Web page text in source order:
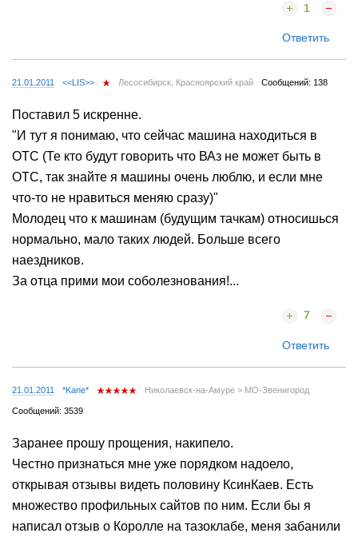
1
Ответить
21.01.2011 <<LIS>> Лесосибирск, Красноярский край Сообщений: 138
Поставил 5 искренне.
"И тут я понимаю, что сейчас машина находиться в
ОТС (Те кто будут говорить что ВАз не может быть в
ОТС, так знайте я машины очень люблю, и если мне
что-то не нравиться меняю сразу)"
Молодец что к машинам (будущим тачкам) относишься
нормально, мало таких людей. Больше всего
наездников.
За отца прими мои соболезнования!...
7
Ответить
21.01.2011 *Kane* Николаевск-на-Амуре > МО-Звенигород
Сообщений: 3539
Заранее прошу прощения, накипело.
Честно признаться мне уже порядком надоело,
открывая отзывы видеть половину КсинКаев. Есть
множество профильных сайтов по ним. Если бы я
написал отзыв о Королле на тазоклабе, меня забанили